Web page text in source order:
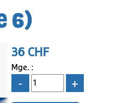
6)
36 CHF
Mge. :
- +